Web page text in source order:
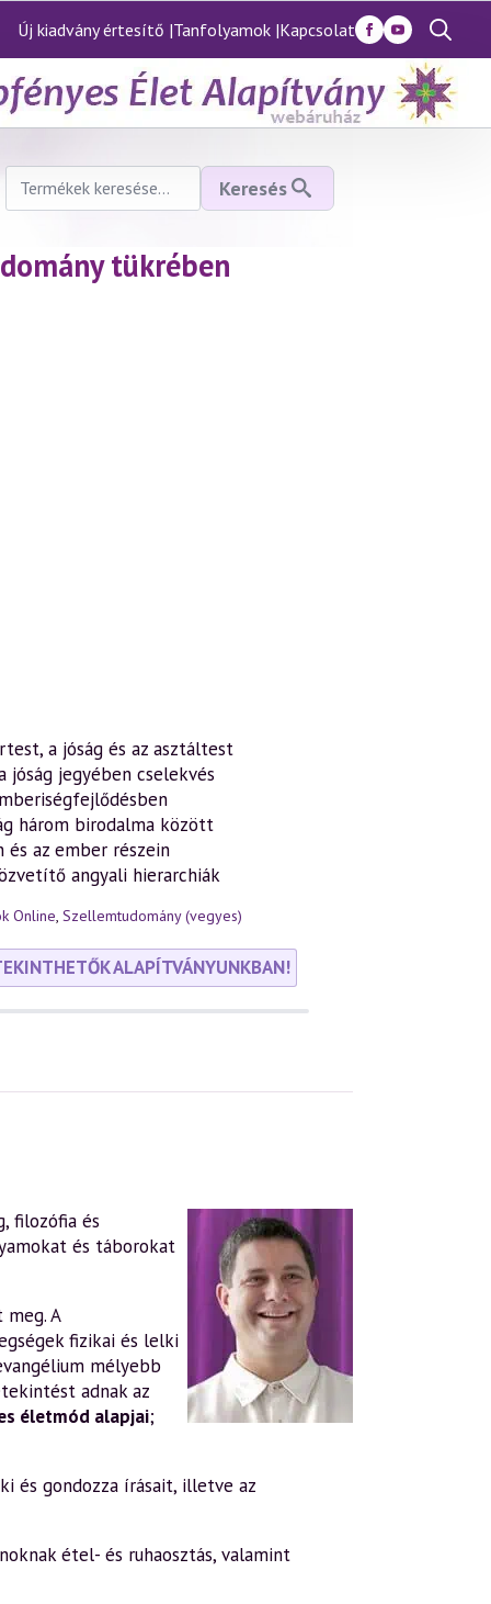
Új kiadvány értesítő |Tanfolyamok |Kapcsolat
Search
for:
Keresés
következőre:
Keresés
tükrében
a jóság és az asztáltest
jóság jegyében cselekvés
három birodalma között
az ember részein
angyali hierarchiák
Online, Szellemtudomány (vegyes)
ALAPÍTVÁNYUNKBAN!
filozófia és
és táborokat
A
fizikai és lelki
mélyebb
adnak az
életmód alapjai;
és gondozza írásait, illetve az
étel- és ruhaosztás, valamint